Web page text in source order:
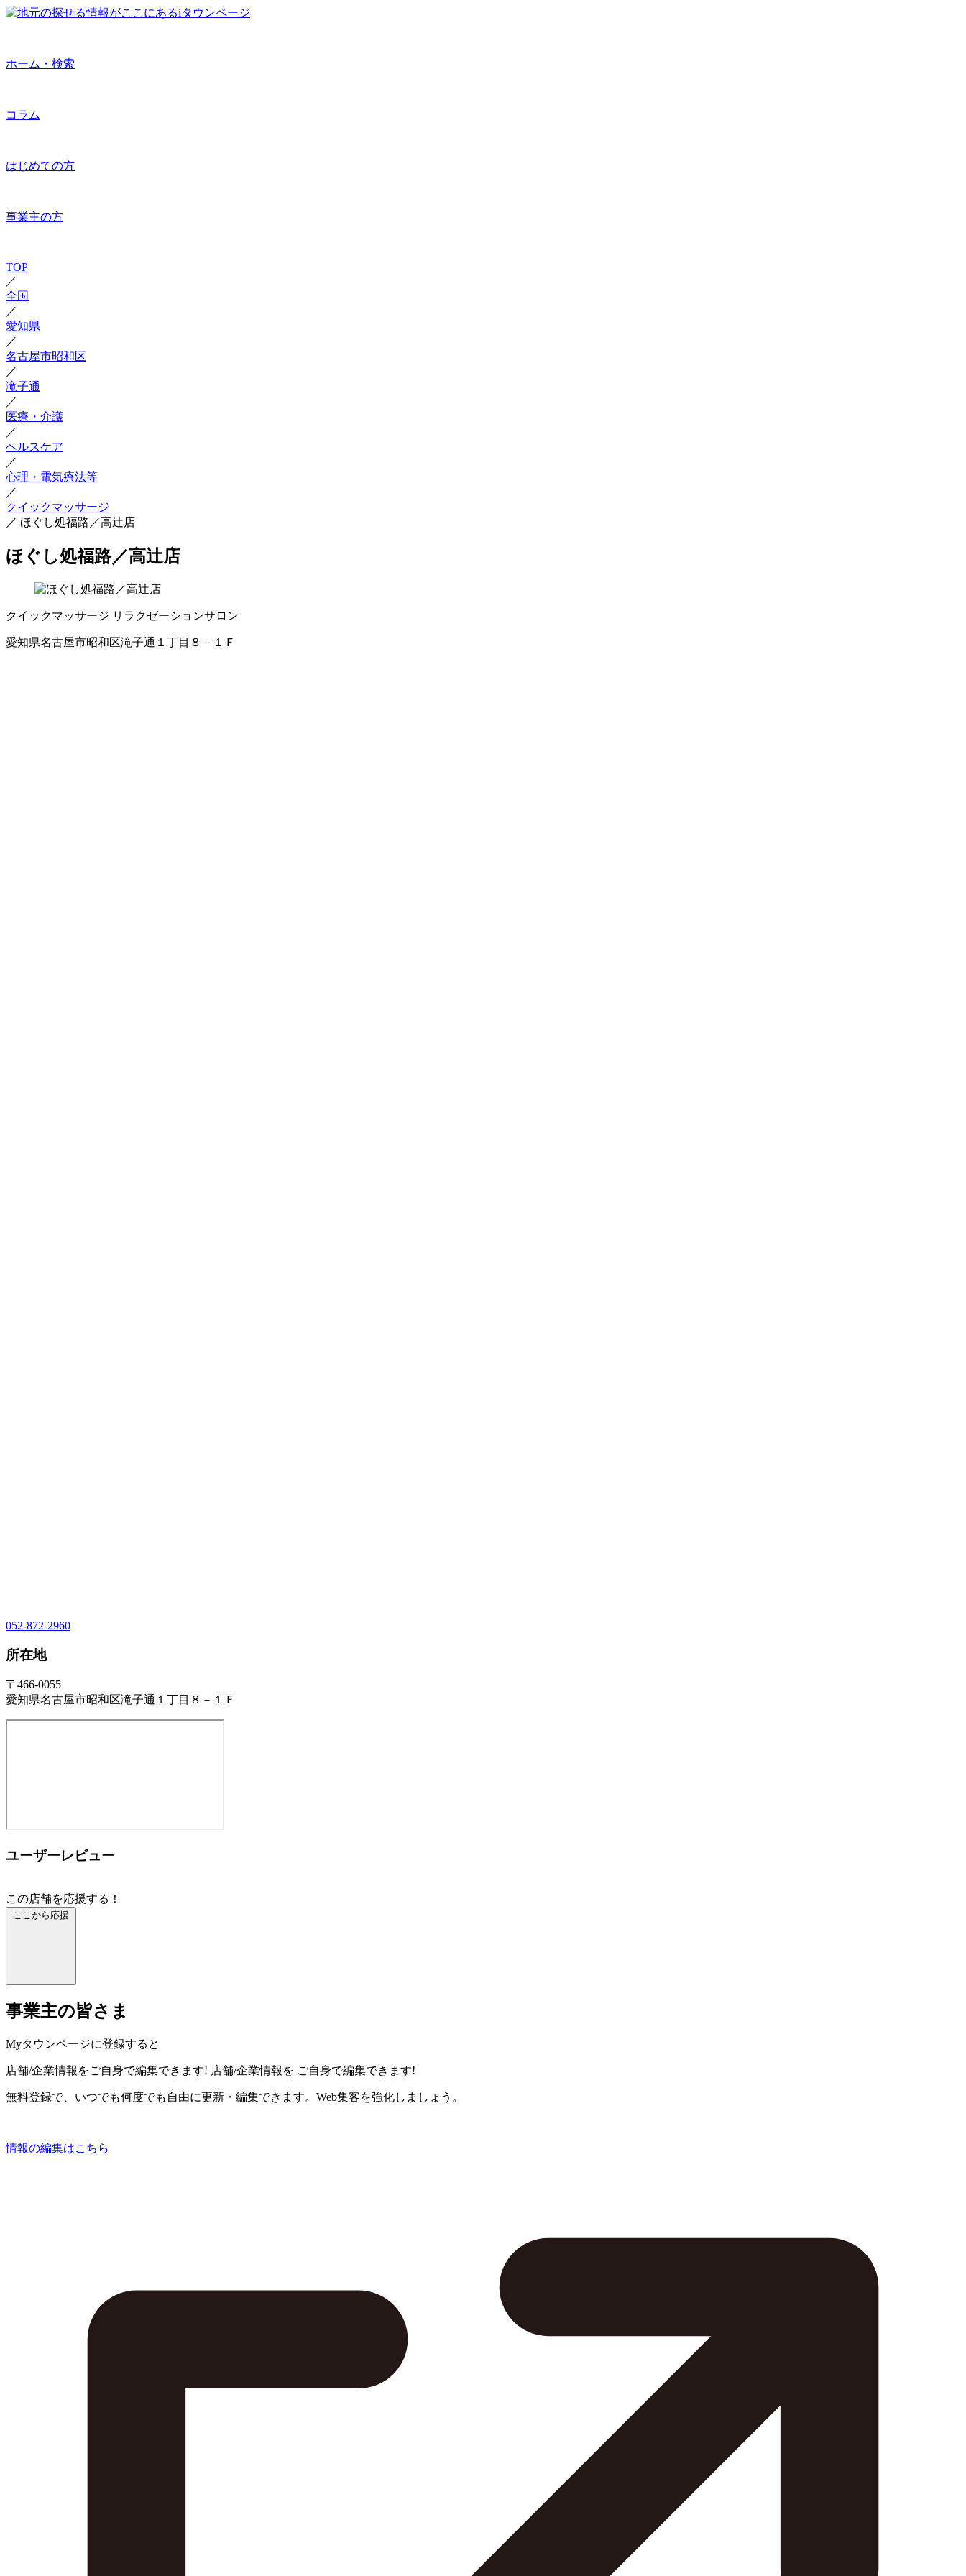
ホーム・検索
コラム
はじめての方
事業主の方
TOP
／
全国
／
愛知県
／
名古屋市昭和区
／
滝子通
／
医療・介護
／
ヘルスケア
／
心理・電気療法等
／
クイックマッサージ
／ ほぐし処福路／高辻店
ほぐし処福路／高辻店
クイックマッサージ リラクゼーションサロン
愛知県名古屋市昭和区滝子通１丁目８－１Ｆ
052-872-2960
所在地
〒466-0055
愛知県名古屋市昭和区滝子通１丁目８－１Ｆ
ユーザーレビュー
この店舗を応援する！
ここから応援
事業主の皆さま
Myタウンページに登録すると
店舗/企業情報をご自身で編集できます! 店舗/企業情報を ご自身で編集できます!
無料登録で、いつでも何度でも自由に更新・編集できます。Web集客を強化しましょう。
情報の編集はこちら